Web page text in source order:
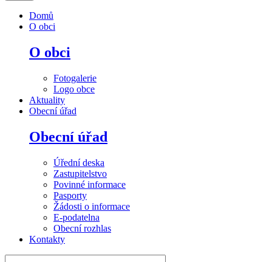
Domů
O obci
O obci
Fotogalerie
Logo obce
Aktuality
Obecní úřad
Obecní úřad
Úřední deska
Zastupitelstvo
Povinné informace
Pasporty
Žádosti o informace
E-podatelna
Obecní rozhlas
Kontakty